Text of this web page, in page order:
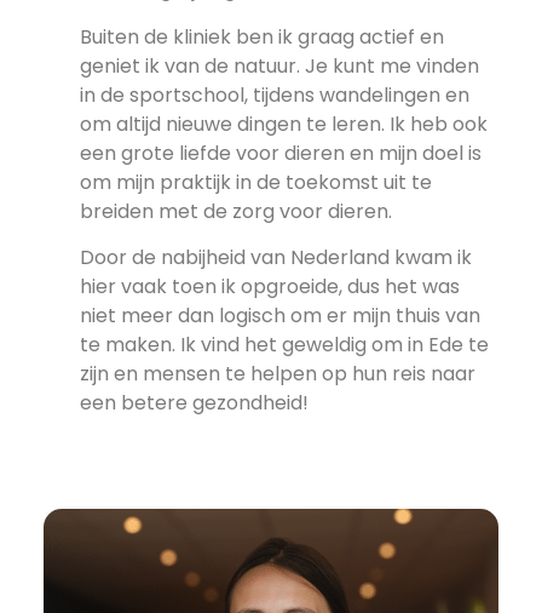
Buiten de kliniek ben ik graag actief en
geniet ik van de natuur. Je kunt me vinden
in de sportschool, tijdens wandelingen en
om altijd nieuwe dingen te leren. Ik heb ook
een grote liefde voor dieren en mijn doel is
om mijn praktijk in de toekomst uit te
breiden met de zorg voor dieren.
Door de nabijheid van Nederland kwam ik
hier vaak toen ik opgroeide, dus het was
niet meer dan logisch om er mijn thuis van
te maken. Ik vind het geweldig om in Ede te
zijn en mensen te helpen op hun reis naar
een betere gezondheid!